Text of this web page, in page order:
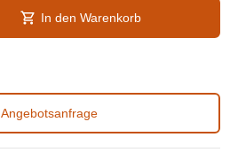
In den Warenkorb
Angebotsanfrage